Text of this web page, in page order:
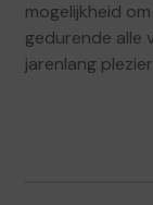
mogelijkheid
gedurende alle
jarenlang